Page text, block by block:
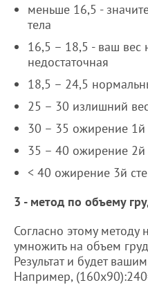
меньше 16,5 -
тела
16,5 – 18,5 - ваш вес
недостаточная
18,5 – 24,5
25 – 30 излишний
30 – 35 ожирение 1й
35 – 40 ожирение 2й
< 40 ожирение 3й
3 - метод по объему
Согласно этому методу
умножить на объем
Результат и будет
Например,